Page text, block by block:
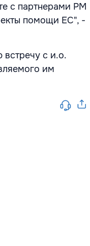
с партнерами РМ
помощи ЕС", -
с и.о.
им